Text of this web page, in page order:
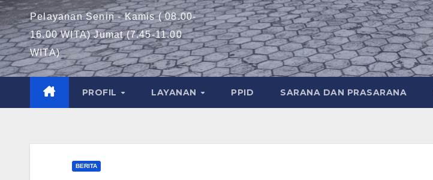
Pelayanan Senin - Kamis ( 08.00-
16.00 WITA) Jumat (7.45-11.00
WITA)
PROFIL LAYANAN PPID SARANA DAN PRASARANA
BERITA